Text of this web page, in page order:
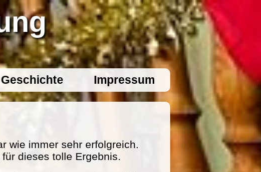
Geschichte Impressum
wie immer sehr erfolgreich.
dieses tolle Ergebnis.